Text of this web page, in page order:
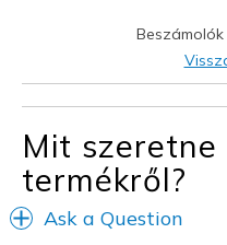
Mit
termékről?
Ask a Question